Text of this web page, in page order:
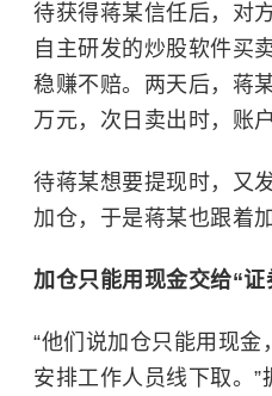
待获得蒋某信任后，对
自主研发的炒股软件买
稳赚不赔。两天后，蒋
万元，次日卖出时，账
待蒋某想要提现时，又
加仓，于是蒋某也跟着加
加仓只能用现金交给“证
“他们说加仓只能用现
安排工作人员线下取。